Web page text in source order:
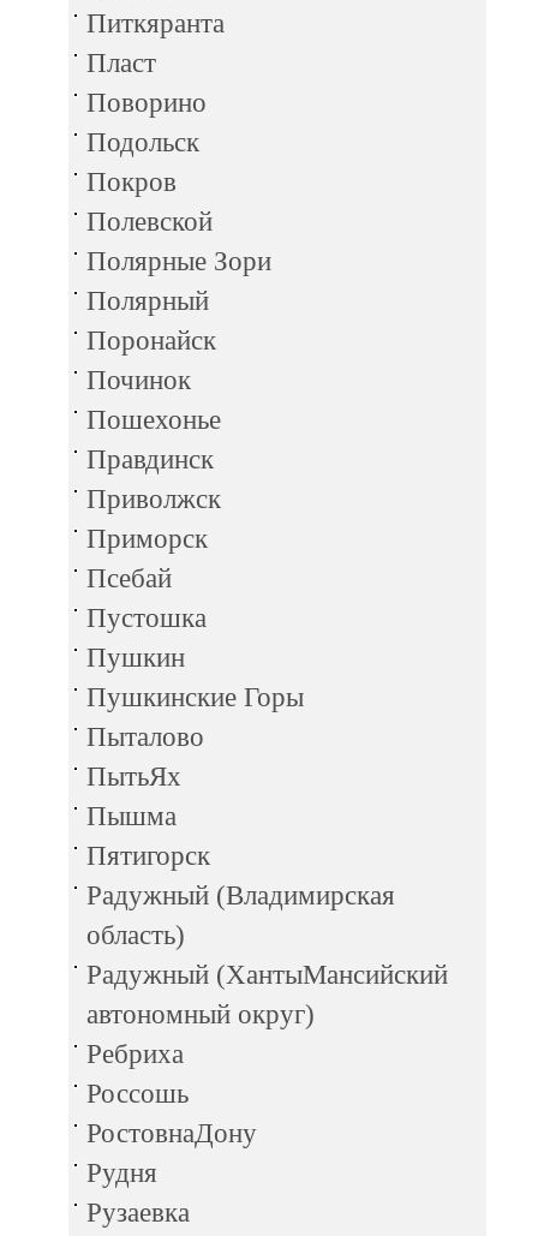
Питкяранта
Пласт
Поворино
Подольск
Покров
Полевской
Полярные Зори
Полярный
Поронайск
Починок
Пошехонье
Правдинск
Приволжск
Приморск
Псебай
Пустошка
Пушкин
Пушкинские Горы
Пыталово
ПытьЯх
Пышма
Пятигорск
Радужный (Владимирская
область)
Радужный (ХантыМансийский
автономный округ)
Ребриха
Россошь
РостовнаДону
Рудня
Рузаевка